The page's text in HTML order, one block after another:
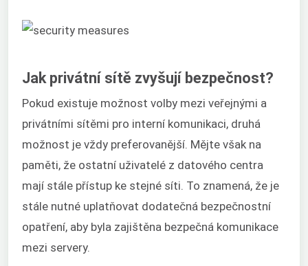
Jak privátní sítě zvyšují bezpečnost?
Pokud existuje možnost volby mezi veřejnými a
privátními sítěmi pro interní komunikaci, druhá
možnost je vždy preferovanější. Mějte však na
paměti, že ostatní uživatelé z datového centra
mají stále přístup ke stejné síti. To znamená, že je
stále nutné uplatňovat dodatečná bezpečnostní
opatření, aby byla zajištěna bezpečná komunikace
mezi servery.